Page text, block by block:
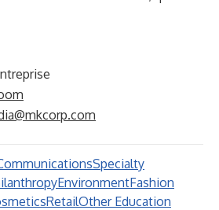
Specialty
EnvironmentFashion
RetailOther Education